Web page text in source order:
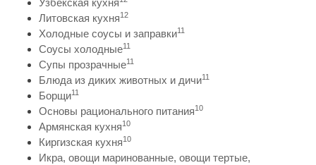
Узбекская кухня
Литовская кухня12
Холодные соусы и заправки11
Соусы холодные11
Супы прозрачные11
Блюда из диких животных и дичи11
Борщи11
Основы рационального питания10
Армянская кухня10
Киргизская кухня10
Икра, овощи маринованные, овощи тертые,